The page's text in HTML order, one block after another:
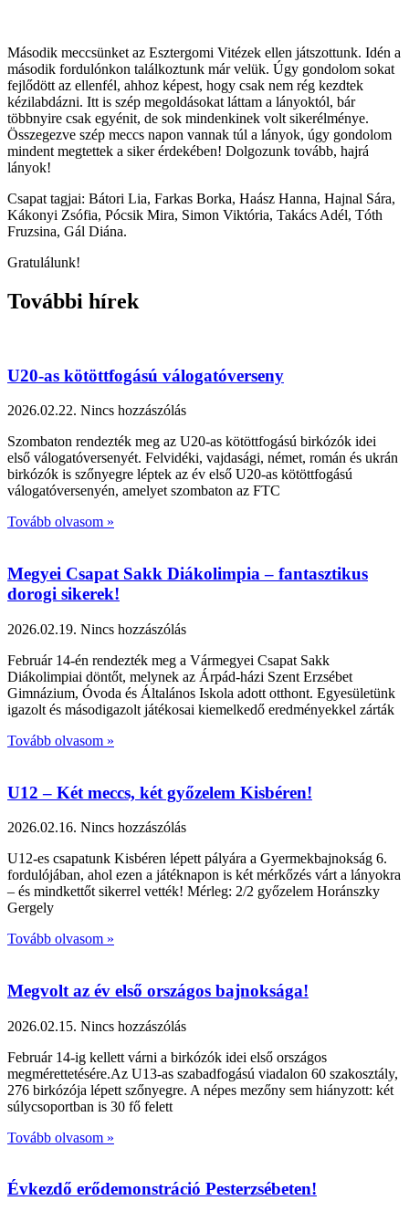
Második meccsünket az Esztergomi Vitézek ellen játszottunk. Idén a
második fordulónkon találkoztunk már velük. Úgy gondolom sokat
fejlődött az ellenfél, ahhoz képest, hogy csak nem rég kezdtek
kézilabdázni. Itt is szép megoldásokat láttam a lányoktól, bár
többnyire csak egyénit, de sok mindenkinek volt sikerélménye.
Összegezve szép meccs napon vannak túl a lányok, úgy gondolom
mindent megtettek a siker érdekében! Dolgozunk tovább, hajrá
lányok!
Csapat tagjai: Bátori Lia, Farkas Borka, Haász Hanna, Hajnal Sára,
Kákonyi Zsófia, Pócsik Mira, Simon Viktória, Takács Adél, Tóth
Fruzsina, Gál Diána.
Gratulálunk!
További hírek
U20-as kötöttfogású válogatóverseny
2026.02.22. Nincs hozzászólás
Szombaton rendezték meg az U20-as kötöttfogású birkózók idei
első válogatóversenyét. Felvidéki, vajdasági, német, román és ukrán
birkózók is szőnyegre léptek az év első U20-as kötöttfogású
válogatóversenyén, amelyet szombaton az FTC
Tovább olvasom »
Megyei Csapat Sakk Diákolimpia – fantasztikus
dorogi sikerek!
2026.02.19. Nincs hozzászólás
Február 14-én rendezték meg a Vármegyei Csapat Sakk
Diákolimpiai döntőt, melynek az Árpád-házi Szent Erzsébet
Gimnázium, Óvoda és Általános Iskola adott otthont. Egyesületünk
igazolt és másodigazolt játékosai kiemelkedő eredményekkel zárták
Tovább olvasom »
U12 – Két meccs, két győzelem Kisbéren!
2026.02.16. Nincs hozzászólás
U12-es csapatunk Kisbéren lépett pályára a Gyermekbajnokság 6.
fordulójában, ahol ezen a játéknapon is két mérkőzés várt a lányokra
– és mindkettőt sikerrel vették! Mérleg: 2/2 győzelem Horánszky
Gergely
Tovább olvasom »
Megvolt az év első országos bajnoksága!
2026.02.15. Nincs hozzászólás
Február 14-ig kellett várni a birkózók idei első országos
megmérettetésére.Az U13-as szabadfogású viadalon 60 szakosztály,
276 birkózója lépett szőnyegre. A népes mezőny sem hiányzott: két
súlycsoportban is 30 fő felett
Tovább olvasom »
Évkezdő erődemonstráció Pesterzsébeten!